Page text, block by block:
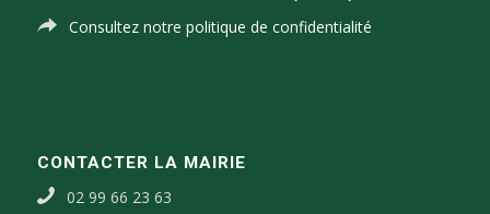
Consultez notre politique de confidentialité
CONTACTER LA MAIRIE
02 99 66 23 63